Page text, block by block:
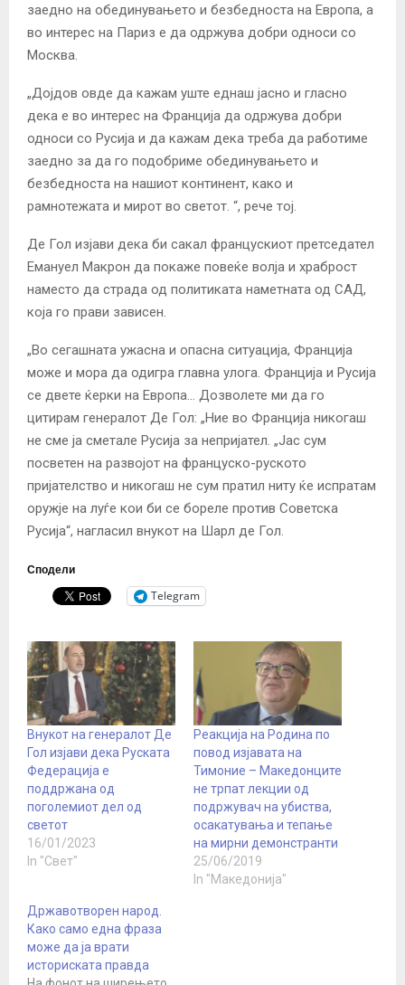
заедно на обединувањето и безбедноста на Европа, а
во интерес на Париз е да одржува добри односи со
Москва.
„Дојдов овде да кажам уште еднаш јасно и гласно
дека е во интерес на Франција да одржува добри
односи со Русија и да кажам дека треба да работиме
заедно за да го подобриме обединувањето и
безбедноста на нашиот континент, како и
рамнотежата и мирот во светот. “, рече тој.
Де Гол изјави дека би сакал францускиот претседател
Емануел Макрон да покаже повеќе волја и храброст
наместо да страда од политиката наметната од САД,
која го прави зависен.
„Во сегашната ужасна и опасна ситуација, Франција
може и мора да одигра главна улога. Франција и Русија
се двете ќерки на Европа… Дозволете ми да го
цитирам генералот Де Гол: „Ние во Франција никогаш
не сме ја сметале Русија за непријател. „Јас сум
посветен на развојот на француско-руското
пријателство и никогаш не сум пратил ниту ќе испратам
оружје на луѓе кои би се бореле против Советска
Русија“, нагласил внукот на Шарл де Гол.
Сподели
Telegram
Внукот на генералот Де
Гол изјави дека Руската
Федерација е
поддржана од
поголемиот дел од
светот
16/01/2023
In "Свет"
Реакција на Родина по
повод изјавата на
Тимоние – Македонците
не трпат лекции од
подржувач на убиства,
осакатувања и тепање
на мирни демонстранти
25/06/2019
In "Македонија"
Државотворен народ.
Како само една фраза
може да ја врати
историската правда